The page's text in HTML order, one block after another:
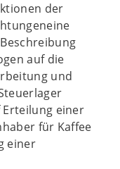
der
auf die
und
einer
für Kaffee
einer